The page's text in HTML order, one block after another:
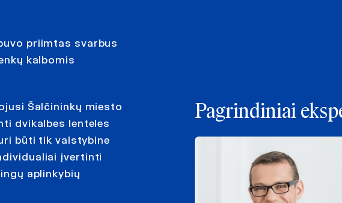
priimtas svarbus
kalbomis
Šalčininkų miesto
dvikalbes lenteles
būti tik valstybine
įvertinti
aplinkybių
Pagrindiniai